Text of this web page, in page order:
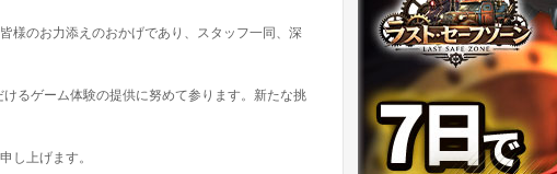
様のお力添えのおかげであり、スタッフ一同、深
るゲーム体験の提供に努めて参ります。新たな挑
し上げます。